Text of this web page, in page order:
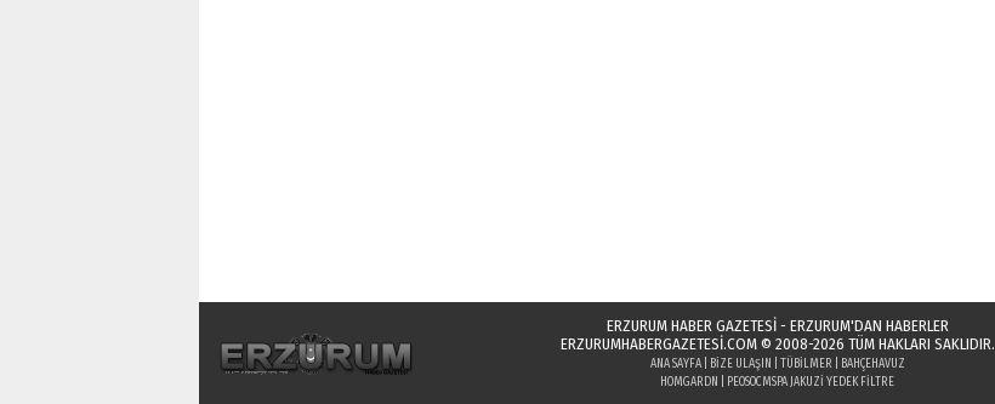
ERZURUM HABER GAZETESİ - ERZURUM'DAN HABERLER
ERZURUMHABERGAZETESI.COM© 2008-2026 TÜM HAKLARI SAKLIDIR.
ANA SAYFA| BIZE ULAŞIN TÜBILMER
BAHÇEHAVUZ
HOMGARDN
PEOSOCMSPA JAKUZI YEDEK FILTRE